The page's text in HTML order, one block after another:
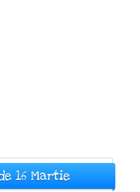
16 Martie